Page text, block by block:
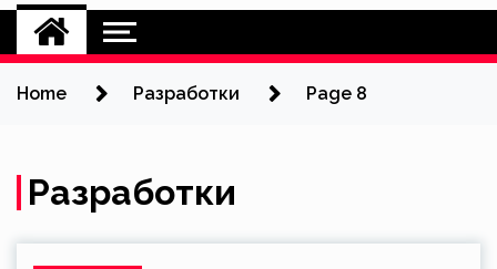
Home Разработки Page 8
Разработки